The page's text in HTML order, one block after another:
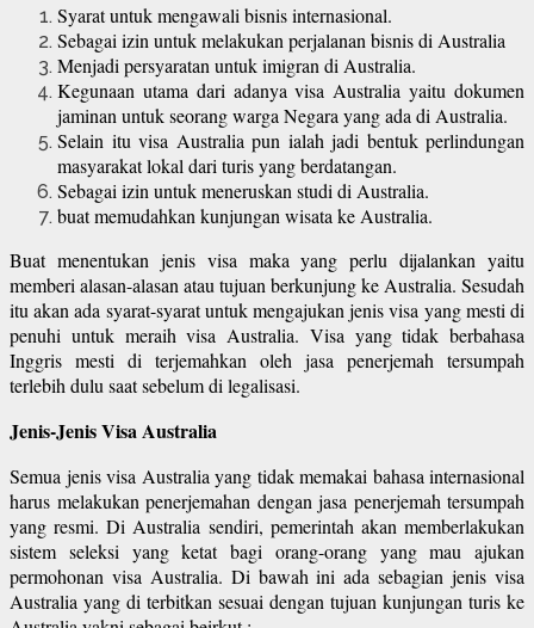
Syarat untuk mengawali bisnis internasional.
Sebagai izin untuk melakukan perjalanan bisnis di Australia
Menjadi persyaratan untuk imigran di Australia.
Kegunaan utama dari adanya visa Australia yaitu dokumen
jaminan untuk seorang warga Negara yang ada di Australia.
Selain itu visa Australia pun ialah jadi bentuk perlindungan
masyarakat lokal dari turis yang berdatangan.
Sebagai izin untuk meneruskan studi di Australia.
buat memudahkan kunjungan wisata ke Australia.
Buat menentukan jenis visa maka yang perlu dijalankan yaitu
memberi alasan-alasan atau tujuan berkunjung ke Australia. Sesudah
itu akan ada syarat-syarat untuk mengajukan jenis visa yang mesti di
penuhi untuk meraih visa Australia. Visa yang tidak berbahasa
Inggris mesti di terjemahkan oleh jasa penerjemah tersumpah
terlebih dulu saat sebelum di legalisasi.
Jenis-Jenis Visa Australia
Semua jenis visa Australia yang tidak memakai bahasa internasional
harus melakukan penerjemahan dengan jasa penerjemah tersumpah
yang resmi. Di Australia sendiri, pemerintah akan memberlakukan
sistem seleksi yang ketat bagi orang-orang yang mau ajukan
permohonan visa Australia. Di bawah ini ada sebagian jenis visa
Australia yang di terbitkan sesuai dengan tujuan kunjungan turis ke